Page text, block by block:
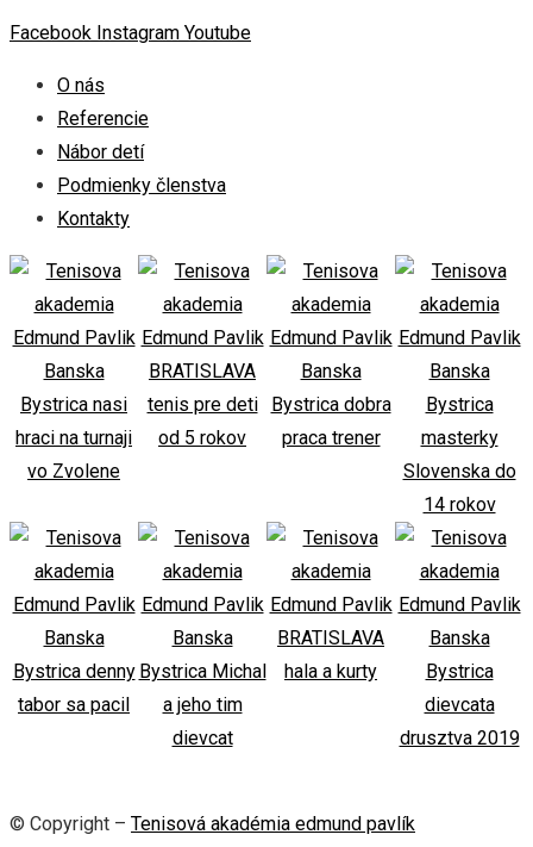
Facebook Instagram Youtube
O nás
Referencie
Nábor detí
Podmienky členstva
Kontakty
© Copyright – Tenisová akadémia edmund pavlík